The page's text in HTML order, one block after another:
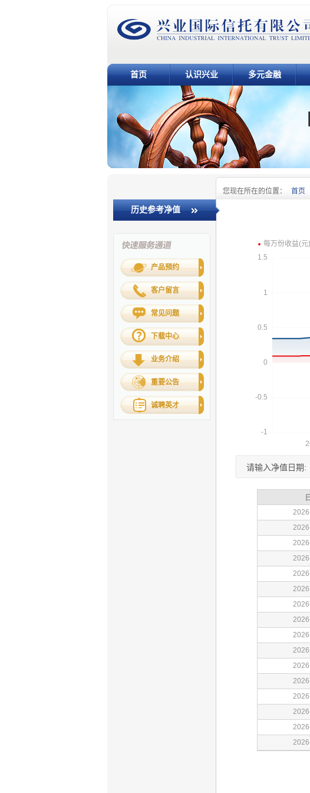
首页 认识兴业 多元金融
您现在所在的位置： 首页
历史参考净值
产品预约
客户留言
常见问题
下载中心
业务介绍
重要公告
诚聘英才
请输入净值日期: